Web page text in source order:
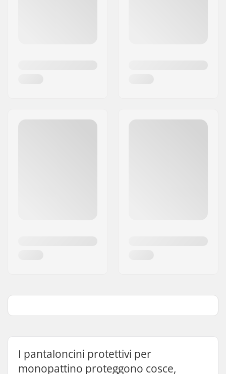
I pantaloncini protettivi per
monopattino proteggono cosce,